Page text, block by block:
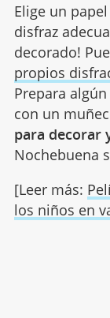
Elige un
disfraz
decorado!
propios
Prepara
con un
para decorar
Nochebuena
[Leer más:
los niños en